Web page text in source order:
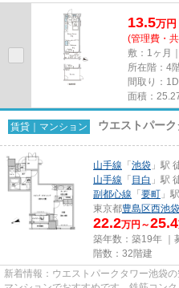
徒歩10分に駅のある、ニーズの...
13.5万円
(管理費・
敷：1ヶ月
所在階：4
間取り：
面積：
賃貸｜マンション ウエストパー
山手線 「 池袋 」駅
山手線 「 目白 」駅
副都心線 「 要町 」
東京都豊島区西池袋
22.2万円～25.4
築年数：築19年 ｜
階数：32階建
新着情報：ウエストパークタワー池袋